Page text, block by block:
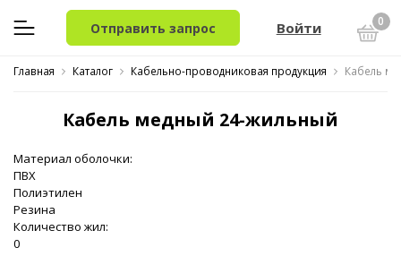
Отправить запрос Войти 0
Главная Каталог Кабельно-проводниковая продукция Кабель
Кабель медный 24-жильный
Материал оболочки:
ПВХ
Полиэтилен
Резина
Количество жил:
0